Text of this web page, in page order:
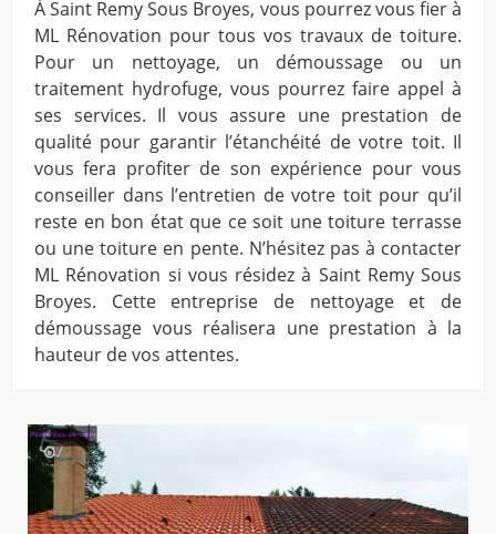
À Saint Remy Sous Broyes, vous pourrez vous fier à
ML Rénovation pour tous vos travaux de toiture.
Pour un nettoyage, un démoussage ou un
traitement hydrofuge, vous pourrez faire appel à
ses services. Il vous assure une prestation de
qualité pour garantir l’étanchéité de votre toit. Il
vous fera profiter de son expérience pour vous
conseiller dans l’entretien de votre toit pour qu’il
reste en bon état que ce soit une toiture terrasse
ou une toiture en pente. N’hésitez pas à contacter
ML Rénovation si vous résidez à Saint Remy Sous
Broyes. Cette entreprise de nettoyage et de
démoussage vous réalisera une prestation à la
hauteur de vos attentes.